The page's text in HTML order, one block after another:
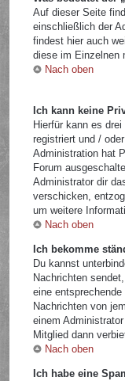
Auf dieser Seite
einschließlich der
findest hier auch
diese im Einzelnen
Nach oben
Ich kann keine
Hierfür kann es
registriert und /
Administration hat
Forum
Administrator dir
verschicken,
um weitere
Nach oben
Ich bekomme
Du kannst
Nachrichten
eine
Nachrichten von
einem
Mitglied dann
Nach oben
Ich habe eine